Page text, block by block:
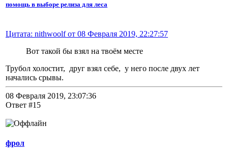
помощь в выборе релиза для леса
Цитата: nithwoolf от 08 Февраля 2019, 22:27:57
Вот такой бы взял на твоём месте
Трубол холостит, друг взял себе, у него после двух лет
начались срывы.
08 Февраля 2019, 23:07:36
Ответ #15
фрол